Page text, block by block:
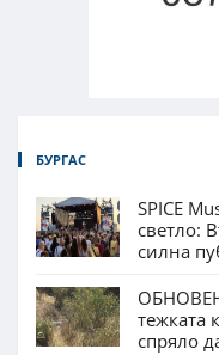
БУРГАС
SPICE
светло:
силна
тежката
спряло